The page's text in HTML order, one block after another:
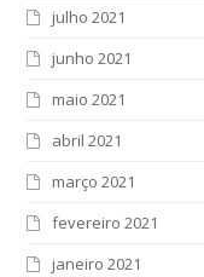
julho 2021
junho 2021
maio 2021
abril 2021
março 2021
fevereiro 2021
janeiro 2021